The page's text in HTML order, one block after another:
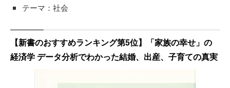
テーマ：社会
【新書のおすすめランキング第5位】「家族の幸せ」の
経済学 データ分析でわかった結婚、出産、子育ての真実